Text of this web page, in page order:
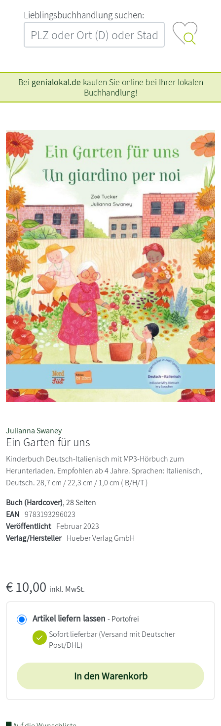
L‍i‍e‍b‍l‍i‍n‍g‍s‍b‍u‍c‍h‍h‍a‍n‍d‍l‍u‍n‍g‍ ‍s‍u‍c‍h‍e‍n‍:‍
Bei genialokal.de kaufen Sie online bei Ihrer lokalen
Buchhandlung!
Julianna Swaney
Ein Garten für uns
Kinderbuch Deutsch-Italienisch mit MP3-Hörbuch zum
Herunterladen. Empfohlen ab 4 Jahre. Sprachen: Italienisch,
Deutsch. 28,7 cm / 22,3 cm / 1,0 cm ( B/H/T )
Buch (Hardcover), 28 Seiten
EAN 9783193296023
Veröffentlicht Februar 2023
Verlag/Hersteller Hueber Verlag GmbH
€10,00 inkl. MwSt.
Artikel liefern lassen - Portofrei
Sofort lieferbar(Versand mit Deutscher
Post/DHL)
In den Warenkorb